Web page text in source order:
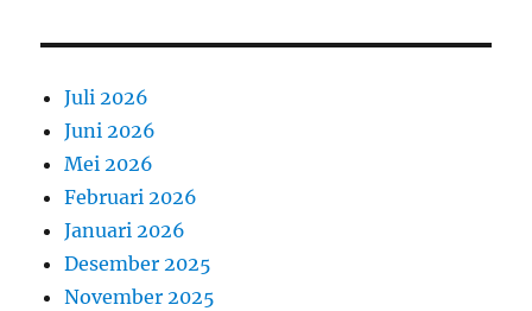
Juli 2026
Juni 2026
Mei 2026
Februari 2026
Januari 2026
Desember 2025
November 2025